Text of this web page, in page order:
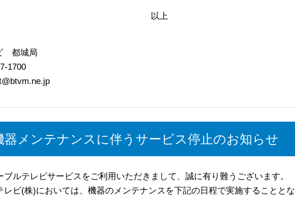
上
都城局
器メンテナンスに伴うサービス停止のお知らせ
ルテレビサービスをご利用いただきまして、誠に有り難うございます。
レビ(株)においては、機器のメンテナンスを下記の日程で実施することとな